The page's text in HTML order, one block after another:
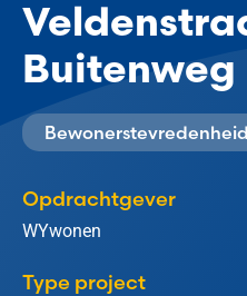
Buitenweg
Opdrachtgever
WYwonen
Type project